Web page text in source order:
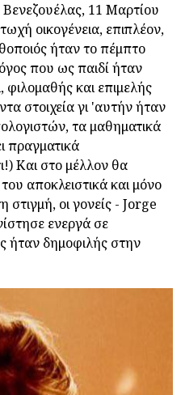
11 Μαρτίου
οικογένεια, επιπλέον,
ήταν το πέμπτο
που ως παιδί ήταν
και επιμελής
στοιχεία γι 'αυτήν ήταν
τα μαθηματικά
πραγματικά
Και στο μέλλον θα
αποκλειστικά και μόνο
οι γονείς - Jorge
ενεργά σε
ήταν δημοφιλής στην